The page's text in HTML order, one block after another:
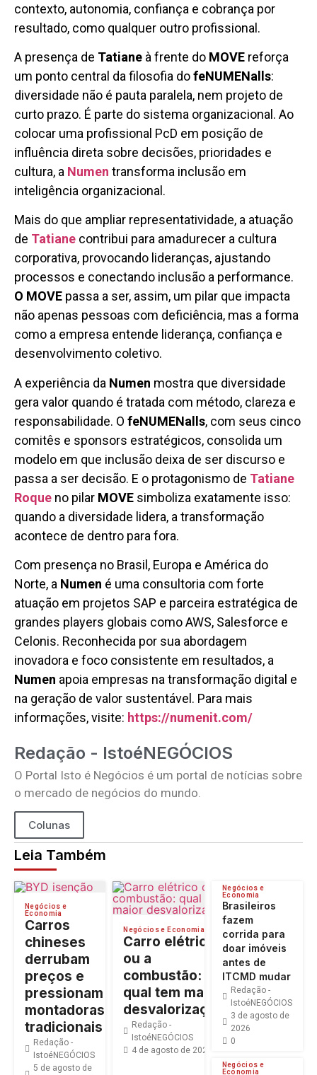
contexto, autonomia, confiança e cobrança por
resultado, como qualquer outro profissional.
A presença de Tatiane à frente do MOVE reforça
um ponto central da filosofia dofeNUMENalls:
diversidade não é pauta paralela, nem projeto de
curto prazo. É parte do sistema organizacional. Ao
colocar uma profissional PcD em posição de
influência direta sobre decisões, prioridades e
cultura, a Numen transforma inclusão em
inteligência organizacional.
Mais do que ampliar representatividade, a atuação
de Tatiane contribui para amadurecer a cultura
corporativa, provocando lideranças, ajustando
processos e conectando inclusão a performance.
O MOVE passa a ser, assim, um pilar que impacta
não apenas pessoas com deficiência, mas a forma
como a empresa entende liderança, confiança e
desenvolvimento coletivo.
A experiência da Numen mostra que diversidade
gera valor quando é tratada com método, clareza e
responsabilidade. O feNUMENalls, com seus cinco
comitês e sponsors estratégicos, consolida um
modelo em que inclusão deixa de ser discurso e
passa a ser decisão. E o protagonismo de Tatiane
Roque no pilar MOVE simboliza exatamente isso:
quando a diversidade lidera, a transformação
acontece de dentro para fora.
Com presença no Brasil, Europa e América do
Norte, a Numen é uma consultoria com forte
atuação em projetos SAP e parceira estratégica de
grandes players globais como AWS, Salesforce e
Celonis. Reconhecida por sua abordagem
inovadora e foco consistente em resultados, a
Numen apoia empresas na transformação digital e
na geração de valor sustentável. Para mais
informações, visite: https://numenit.com/
Redação - IstoéNEGÓCIOS
O Portal Isto é Negócios é um portal de notícias sobre
o mercado de negócios do mundo.
Colunas
Leia Também
Negócios e
Economia
Carros
chineses
derrubam
preços e
pressionam
montadoras
tradicionais
Redação -
IstoéNEGÓCIOS
5 de agosto de
Negócios e Economia
Carro elétrico
ou a
combustão:
qual tem maior
desvalorização?
Redação -
IstoéNEGÓCIOS
4 de agosto de 2026
Negócios e
Economia
Brasileiros
fazem
corrida para
doar imóveis
antes de
ITCMD mudar
Redação -
IstoéNEGÓCIOS
3 de agosto de
2026
0
Negócios e
Economia